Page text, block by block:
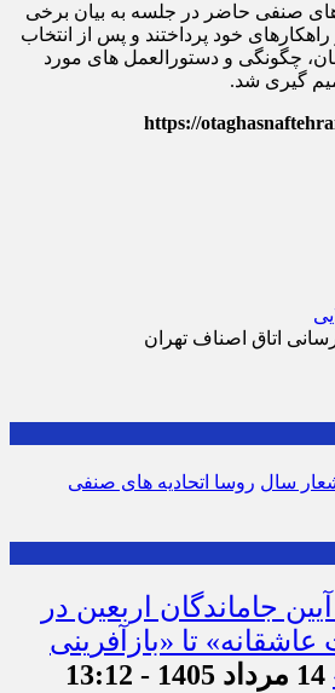
های صنفی حاضر در جلسه به بیان برخی
خود پرداختند و پس از انتخاب
چگونگی و دستورالعمل های مورد
گیری شد.
https://
سال روسا اتحادیه های صنفی
جاماندگان اربعین در
تا «بازآفرینی
14 مرداد 1405 - 13:12